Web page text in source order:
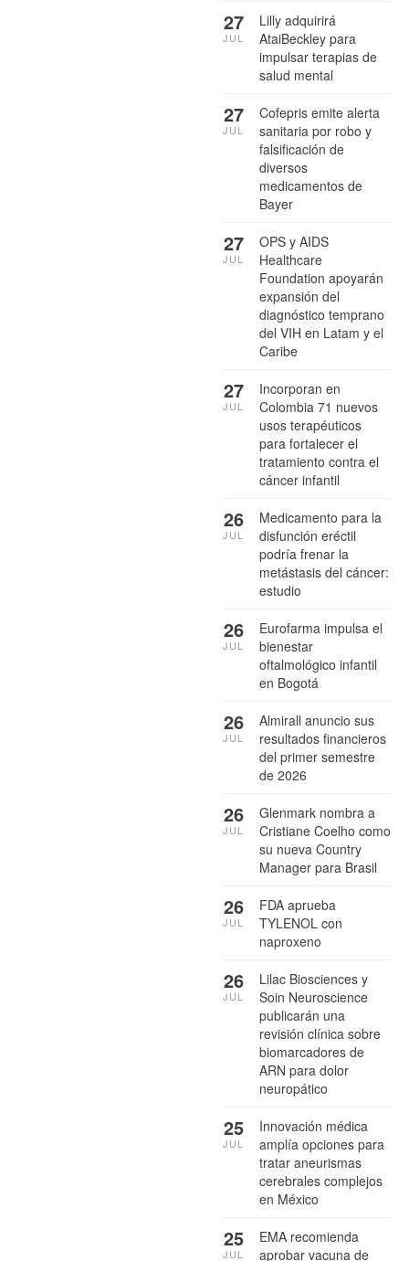
Lilly adquirirá
AtaiBeckley para
impulsar terapias de
salud mental
27
JUL
Cofepris emite alerta
sanitaria por robo y
falsificación de
diversos
medicamentos de
Bayer
27
JUL
OPS y AIDS
Healthcare
Foundation apoyarán
expansión del
diagnóstico temprano
del VIH en Latam y el
Caribe
27
JUL
Incorporan en
Colombia 71 nuevos
usos terapéuticos
para fortalecer el
tratamiento contra el
cáncer infantil
27
JUL
Medicamento para la
disfunción eréctil
podría frenar la
metástasis del cáncer:
estudio
26
JUL
Eurofarma impulsa el
bienestar
oftalmológico infantil
en Bogotá
26
JUL
Almirall anuncio sus
resultados financieros
del primer semestre
de 2026
26
JUL
Glenmark nombra a
Cristiane Coelho como
su nueva Country
Manager para Brasil
26
JUL
FDA aprueba
TYLENOL con
naproxeno
26
JUL
Lilac Biosciences y
Soin Neuroscience
publicarán una
revisión clínica sobre
biomarcadores de
ARN para dolor
neuropático
26
JUL
Innovación médica
amplía opciones para
tratar aneurismas
cerebrales complejos
en México
25
JUL
EMA recomienda
aprobar vacuna de
25
JUL